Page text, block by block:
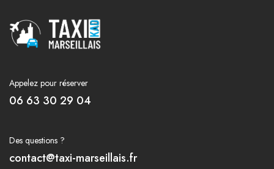
Appelez pour réserver
06 63 30 29 04
Des questions ?
contact@taxi-marseillais.fr